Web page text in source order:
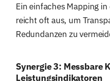
Ein einfaches Mapping
reicht oft aus, um
Redundanzen zu
Synergie 3: Messbare
Leistungsindikatoren